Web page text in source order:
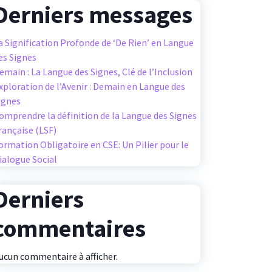
messages
Signification Profonde de ‘De Rien’ en Langue
Signes
: La Langue des Signes, Clé de l’Inclusion
de l’Avenir : Demain en Langue des
la définition de la Langue des Signes
(LSF)
Obligatoire en CSE: Un Pilier pour le
Social
commentaire à afficher.